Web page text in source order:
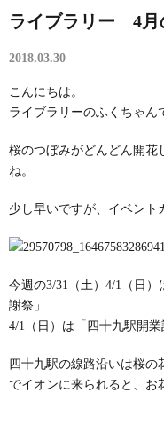
ライブラリー 4月
2018.03.30
こんにちは。
ライブラリーのふくちゃん
桜のつぼみがどんどん開花
ね。
少し早いですが、イベント
今週の3/31（土）4/1（日
謝祭」
4/1（日）は「四十九駅開
四十九駅の線路沿いは桜
でイオンに来られると、お